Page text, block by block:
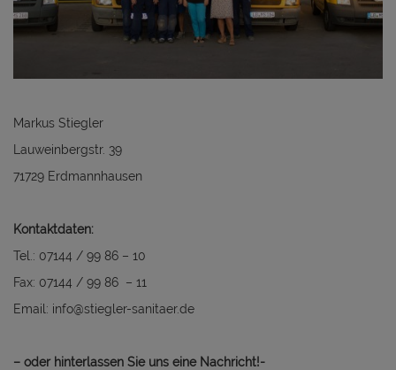
Markus Stiegler
Lauweinbergstr. 39
71729 Erdmannhausen
Kontaktdaten:
Tel.: 07144 / 99 86 – 10
Fax: 07144 / 99 86 – 11
Email: info@stiegler-sanitaer.de
– oder hinterlassen Sie uns eine Nachricht!-